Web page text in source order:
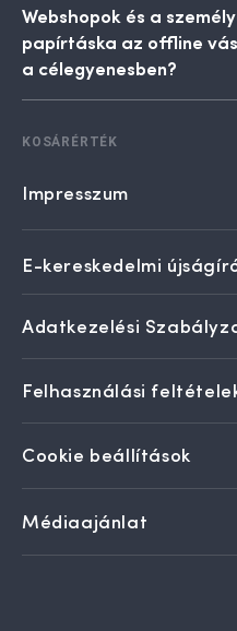
Webshopok és a
papírtáska az offline
a célegyenesben?
KOSÁRÉRTÉK
Impresszum
E-kereskedelmi
Adatkezelési
Felhasználási
Cookie beállítások
Médiaajánlat